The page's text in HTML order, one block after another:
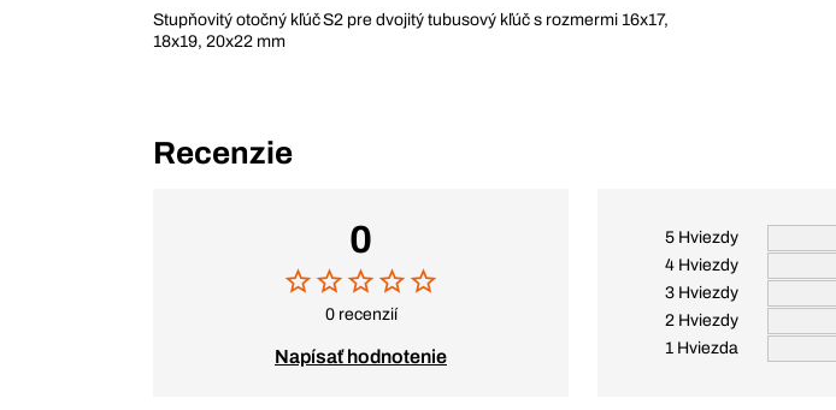
Stupňovitý otočný kľúč S2 pre dvojitý tubusový kľúč s rozmermi 16x17,
18x19, 20x22 mm
Recenzie
0
0 recenzií
Napísať hodnotenie
5 Hviezdy
4 Hviezdy
3 Hviezdy
2 Hviezdy
1 Hviezda